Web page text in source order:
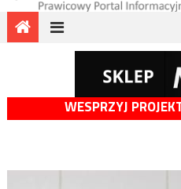
WESPRZYJ